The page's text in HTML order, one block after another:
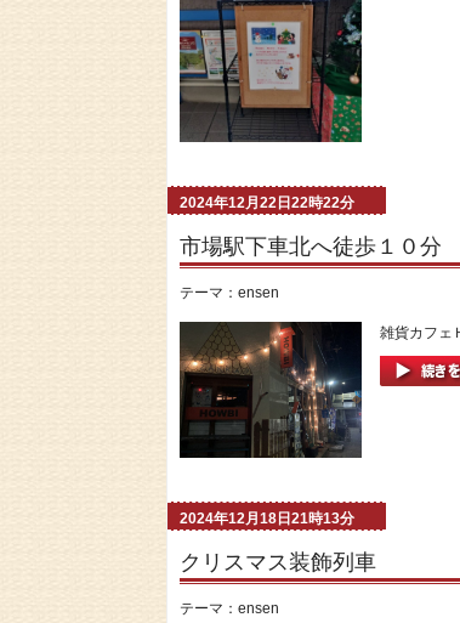
2024年12月22日22時22分
市場駅下車北へ徒歩１０分
テーマ： ensen
雑貨カフェ
2024年12月18日21時13分
クリスマス装飾列車
テーマ： ensen